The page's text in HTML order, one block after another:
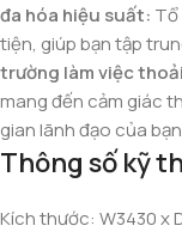
đa hóa hiệu suất: Tổ
tiện, giúp bạn tập
trường làm việc
mang đến cảm giác
gian lãnh đạo của
Thông số kỹ
Kích thước: W3430 x